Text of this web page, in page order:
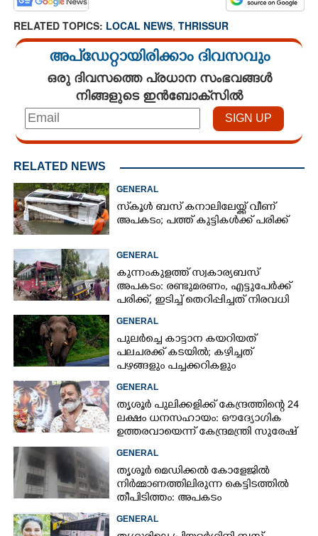
RELATED TOPICS: LOCAL NEWS, THRISSUR
അപ്ഡേറ്റായിരിക്കാം ദിവസവും
ഒരു ദിവസത്തെ പ്രധാന സംഭവങ്ങൾ
നിങ്ങളുടെ ഇൻബോക്സിൽ
RELATED NEWS
GENERAL
സ്‌കൂൾ ബസ് കനാലിലേയ്ക്ക് വീണ്
അപകടം; പത്ത് കുട്ടികൾക്ക് പരിക്ക്
GENERAL
കുന്നംകുളത്ത് സ്വകാര്യബസ്
അപകടം: രണ്ടുമരണം, എട്ടുപേർക്ക്
പരിക്ക്, ഇടിച്ച് തെറിപ്പിച്ചത് നിരവധി
GENERAL
പുലർച്ചെ കാട്ടാന കയറിയത്
പലചരക്ക് കടയിൽ; കഴിച്ചത്
പഴങ്ങളും പച്ചക്കറികളും
GENERAL
തൃശൂർ പുലിക്കളിക്ക് കേന്ദ്രത്തിന്റെ 24
ലക്ഷം ധനസഹായം: ഔദ്യോഗിക
ഉത്തരവായെന്ന് കേന്ദ്രമന്ത്രി സുരേഷ്
GENERAL
തൃശൂർ മെഡിക്കൽ കോളേജിൽ
നിർമ്മാണത്തിലിരുന്ന കെട്ടിടത്തിൽ
തീപിടിത്തം: അപകടം
GENERAL